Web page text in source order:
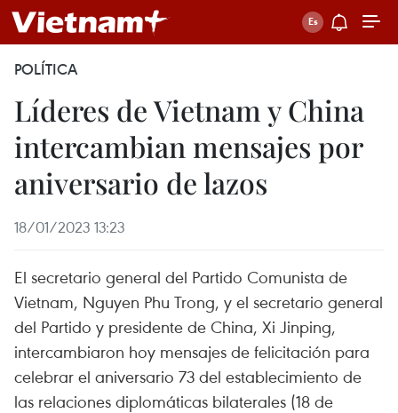
POLÍTICA
Líderes de Vietnam y China
intercambian mensajes por
aniversario de lazos
18/01/2023 13:23
El secretario general del Partido Comunista de
Vietnam, Nguyen Phu Trong, y el secretario general
del Partido y presidente de China, Xi Jinping,
intercambiaron hoy mensajes de felicitación para
celebrar el aniversario 73 del establecimiento de
las relaciones diplomáticas bilaterales (18 de